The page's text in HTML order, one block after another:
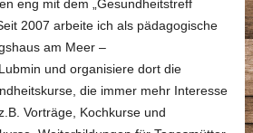
eng mit dem „Gesundheitstreff
2007 arbeite ich als pädagogische
am Meer –
und organisiere dort die
die immer mehr Interesse
Vorträge, Kochkurse und